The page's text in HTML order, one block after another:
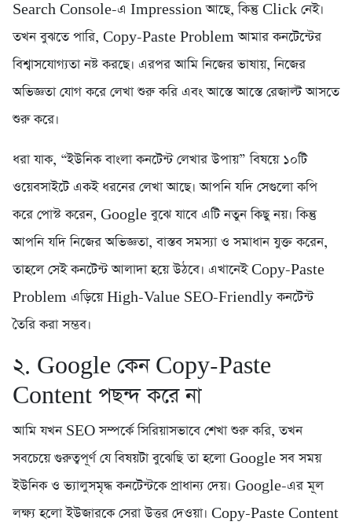
Search Console-এ Impression আছে, কিন্তু Click নেই।
তখন বুঝতে পারি, Copy-Paste Problem আমার কনটেন্টের
বিশ্বাসযোগ্যতা নষ্ট করছে। এরপর আমি নিজের ভাষায়, নিজের
অভিজ্ঞতা যোগ করে লেখা শুরু করি এবং আস্তে আস্তে রেজাল্ট আসতে
শুরু করে।
ধরা যাক, “ইউনিক বাংলা কনটেন্ট লেখার উপায়” বিষয়ে ১০টি
ওয়েবসাইটে একই ধরনের লেখা আছে। আপনি যদি সেগুলো কপি
করে পোস্ট করেন, Google বুঝে যাবে এটি নতুন কিছু নয়। কিন্তু
আপনি যদি নিজের অভিজ্ঞতা, বাস্তব সমস্যা ও সমাধান যুক্ত করেন,
তাহলে সেই কনটেন্ট আলাদা হয়ে উঠবে। এখানেই Copy-Paste
Problem এড়িয়ে High-Value SEO-Friendly কনটেন্ট
তৈরি করা সম্ভব।
২. Google কেন Copy-Paste
Content পছন্দ করে না
আমি যখন SEO সম্পর্কে সিরিয়াসভাবে শেখা শুরু করি, তখন
সবচেয়ে গুরুত্বপূর্ণ যে বিষয়টা বুঝেছি তা হলো Google সব সময়
ইউনিক ও ভ্যালুসমৃদ্ধ কনটেন্টকে প্রাধান্য দেয়। Google-এর মূল
লক্ষ্য হলো ইউজারকে সেরা উত্তর দেওয়া। Copy-Paste Content